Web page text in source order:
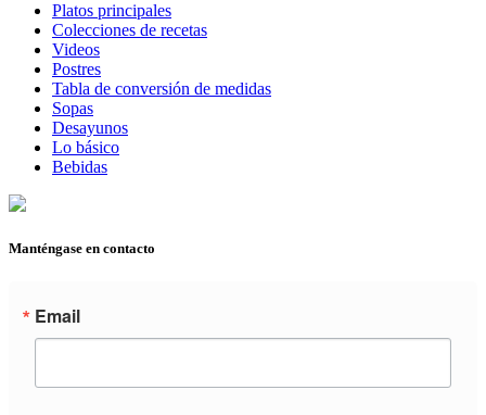
Platos principales
Colecciones de recetas
Videos
Postres
Tabla de conversión de medidas
Sopas
Desayunos
Lo básico
Bebidas
Manténgase en contacto
Email